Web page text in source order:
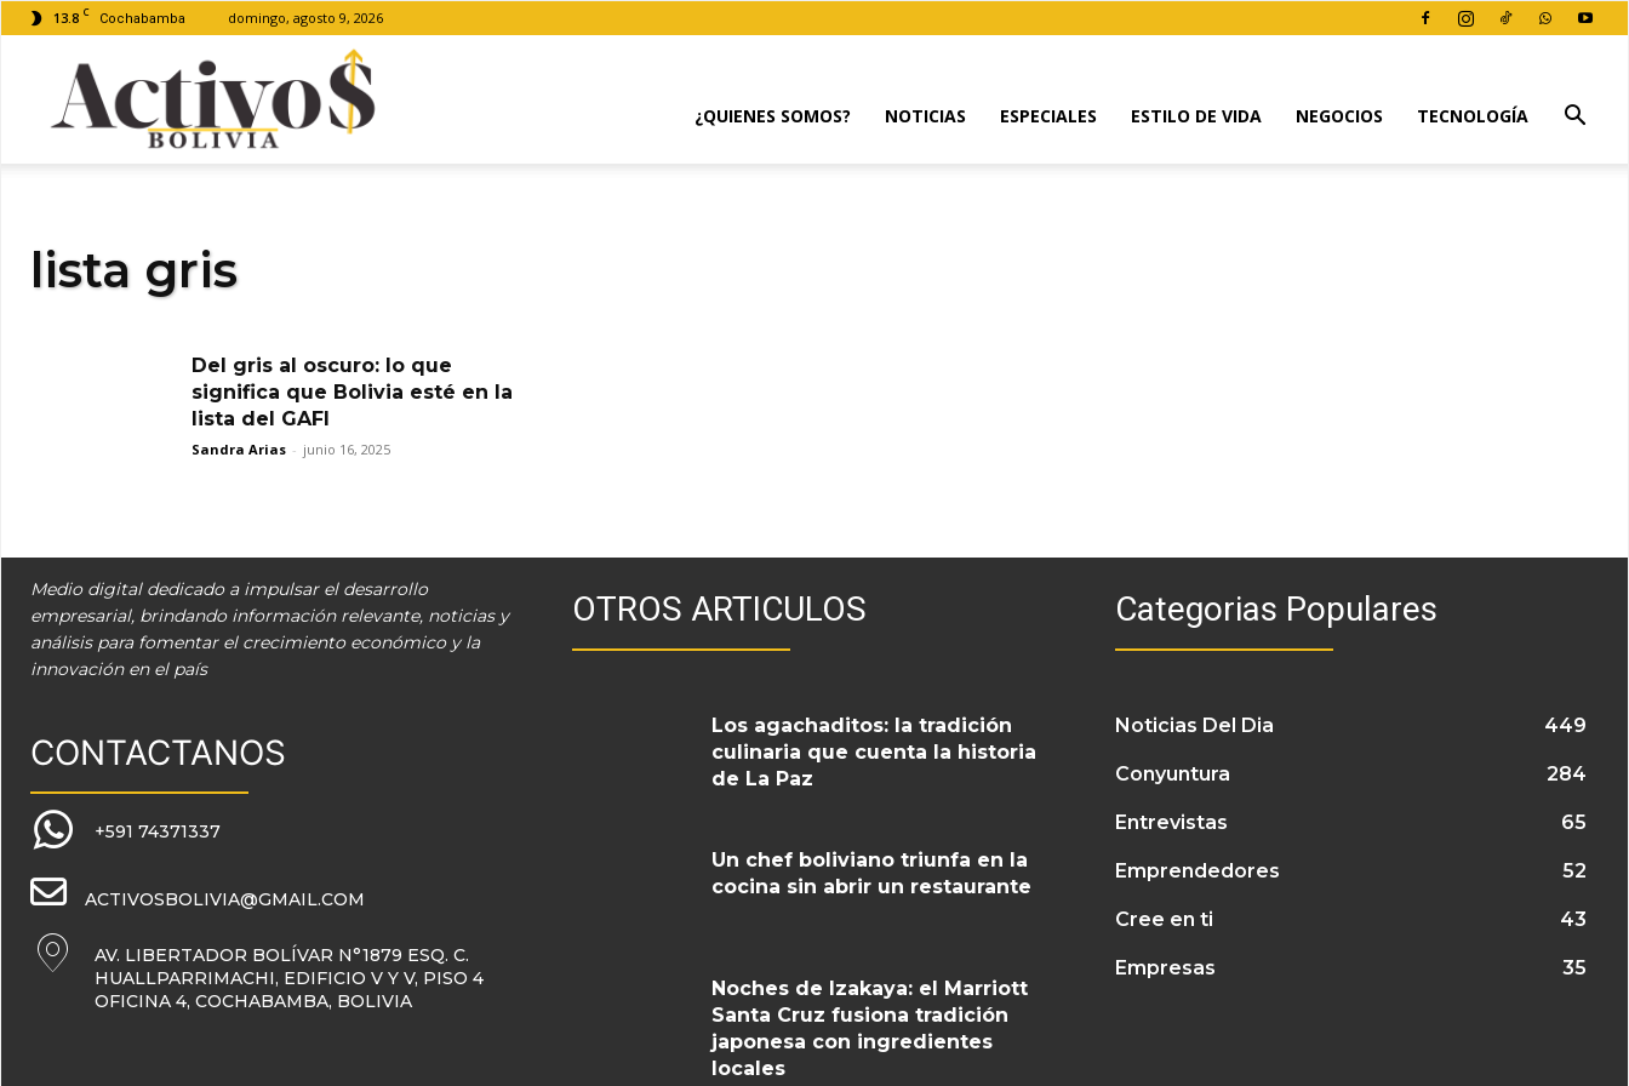
13.8 C Cochabamba domingo, agosto 9, 2026
¿QUIENES SOMOS? NOTICIAS ESPECIALES ESTILO DE VIDA NEGOCIOS TECNOLOGÍA
lista gris
Del gris al oscuro: lo que
significa que Bolivia esté en la
lista del GAFI
Sandra Arias - junio 16, 2025
Medio digital dedicado a impulsar el desarrollo
empresarial, brindando información relevante, noticias y
análisis para fomentar el crecimiento económico y la
innovación en el país
CONTACTANOS
+591 74371337
ACTIVOSBOLIVIA@GMAIL.COM
AV. LIBERTADOR BOLÍVAR N°1879 ESQ. C.
HUALLPARRIMACHI, EDIFICIO V Y V, PISO 4
OFICINA 4, COCHABAMBA, BOLIVIA
OTROS ARTICULOS
Los agachaditos: la tradición
culinaria que cuenta la historia
de La Paz
Un chef boliviano triunfa en la
cocina sin abrir un restaurante
Noches de Izakaya: el Marriott
Santa Cruz fusiona tradición
japonesa con ingredientes
locales
Categorias Populares
Noticias Del Dia 449
Conyuntura 284
Entrevistas 65
Emprendedores 52
Cree en ti 43
Empresas 35